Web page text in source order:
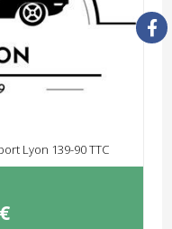
Lyon 139-90 TTC
€